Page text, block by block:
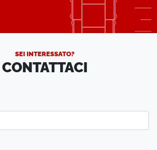
SEI INTERESSATO?
CONTATTACI